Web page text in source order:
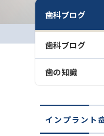
歯科ブログ
歯科ブログ
歯の知識
インプラント